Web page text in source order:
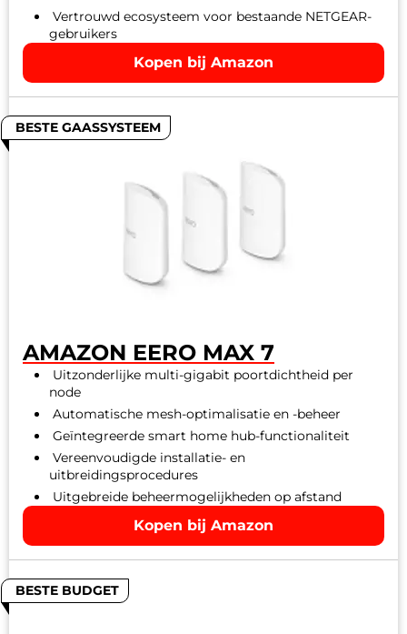
Vertrouwd ecosysteem voor bestaande NETGEAR-
gebruikers
Kopen bij Amazon
BESTE GAASSYSTEEM
AMAZON EERO MAX 7
Uitzonderlijke multi-gigabit poortdichtheid per
node
Automatische mesh-optimalisatie en -beheer
Geïntegreerde smart home hub-functionaliteit
Vereenvoudigde installatie- en
uitbreidingsprocedures
Uitgebreide beheermogelijkheden op afstand
Kopen bij Amazon
BESTE BUDGET